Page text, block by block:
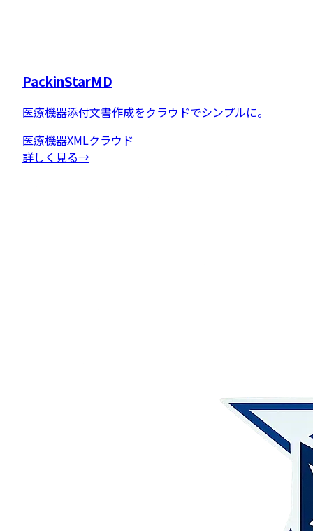
PackinStarMD
医療機器添付文書作成をクラウドでシンプルに。
医療機器XMLクラウド
詳しく見る→